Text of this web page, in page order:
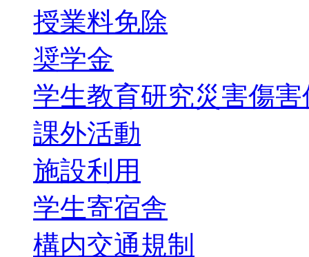
授業料免除
奨学金
学生教育研究災害傷害
課外活動
施設利用
学生寄宿舎
構内交通規制